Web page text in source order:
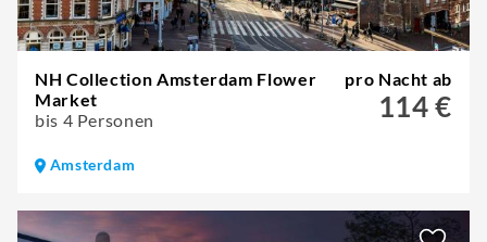
NH Collection Amsterdam Flower
Market
bis 4 Personen
pro Nacht ab
114 €
Amsterdam